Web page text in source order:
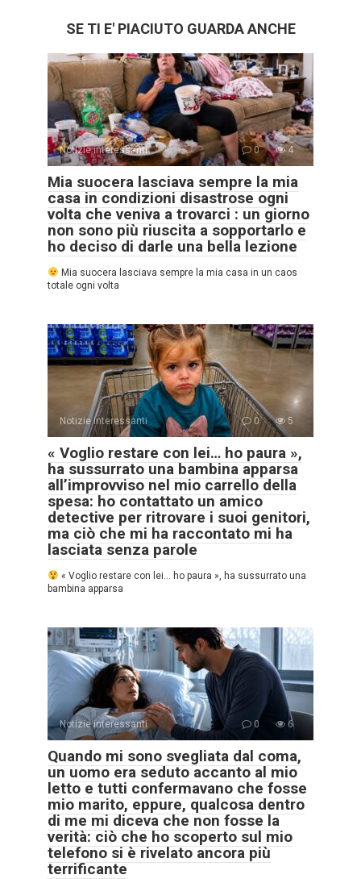
SE TI E' PIACIUTO GUARDA ANCHE
Notizie interessanti 0 4
Mia suocera lasciava sempre la mia
casa in condizioni disastrose ogni
volta che veniva a trovarci : un giorno
non sono più riuscita a sopportarlo e
ho deciso di darle una bella lezione
Mia suocera lasciava sempre la mia casa in un caos
totale ogni volta
Notizie interessanti 0 5
« Voglio restare con lei… ho paura »,
ha sussurrato una bambina apparsa
all’improvviso nel mio carrello della
spesa: ho contattato un amico
detective per ritrovare i suoi genitori,
ma ciò che mi ha raccontato mi ha
lasciata senza parole
« Voglio restare con lei… ho paura », ha sussurrato una
bambina apparsa
Notizie interessanti 0 6
Quando mi sono svegliata dal coma,
un uomo era seduto accanto al mio
letto e tutti confermavano che fosse
mio marito, eppure, qualcosa dentro
di me mi diceva che non fosse la
verità: ciò che ho scoperto sul mio
telefono si è rivelato ancora più
terrificante